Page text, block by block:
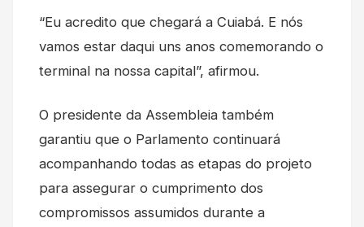
“Eu acredito que chegará a Cuiabá. E nós
vamos estar daqui uns anos comemorando o
terminal na nossa capital”, afirmou.
O presidente da Assembleia também
garantiu que o Parlamento continuará
acompanhando todas as etapas do projeto
para assegurar o cumprimento dos
compromissos assumidos durante a